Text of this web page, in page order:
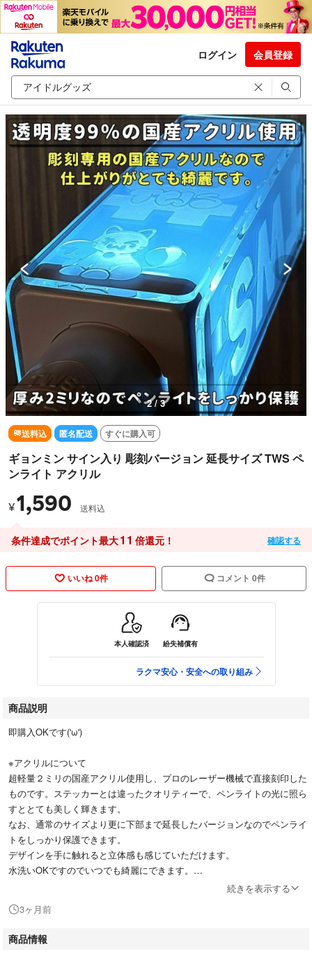
ログイン 会員登録
2 / 3
送料込 匿名配送 すぐに購入可
ギョンミン サイン入り 彫刻バージョン 延長サイズ TWS ペ
ンライト アクリル
¥1,590 送料込
条件達成でポイント最大11 倍還元！ 確認する
いいね 0件 コメント 0件
本人確認済 紛失補償有
ラクマ安心・安全への取り組み
商品説明
即購入OKです('ω')
※アクリルについて
超軽量２ミリの国産アクリル使用し、プロのレーザー機械で直接刻印した
ものです。ステッカーとは違ったクオリティーで、ペンライトの光に照ら
すととても美しく輝きます。
なお、通常のサイズより更に下部まで延長したバージョンなのでペンライ
トをしっかり保護できます。
デザインを手に触れると立体感も感じていただけます。
水洗いOKですのでいつでも綺麗にできます。
・本体用アクリル板 1枚
・粘着ゲル ４個
続きを表示する
3ヶ月前
商品情報